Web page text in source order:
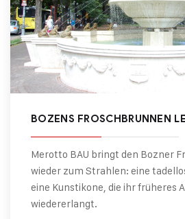
BOZENS FROSCHBRUNNEN
Merotto BAU bringt den Bozner
wieder zum Strahlen: eine
eine Kunstikone, die ihr früheres
wiedererlangt.